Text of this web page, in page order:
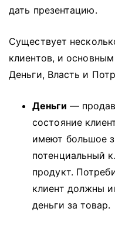
дать презентацию.
Существует
клиентов, и
Деньги, Власть и
Деньги —
состояние
имеют большое
потенциальный
продукт.
клиент должны
деньги за товар.